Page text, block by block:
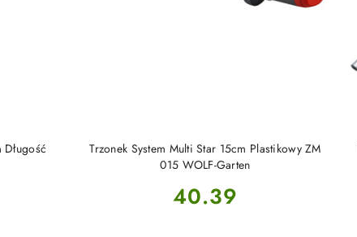
Trzonek System Multi Star 15cm Plastikowy ZM
015 WOLF-Garten
Cena:
40.39
DO KOSZYKA